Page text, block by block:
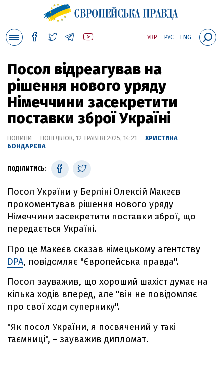
УКР РУС ENG
Посол відреагував на
рішення нового уряду
Німеччини засекретити
поставки зброї Україні
НОВИНИ — ПОНЕДІЛОК, 12 ТРАВНЯ 2025, 14:21 — ХРИСТИНА
БОНДАРЄВА
ПОДІЛИТИСЬ:
Посол України у Берліні Олексій Макеєв
прокоментував рішення нового уряду
Німеччини засекретити поставки зброї, що
передається Україні.
Про це Макеєв сказав німецькому агентству
DPA, повідомляє "Європейська правда".
Посол зауважив, що хороший шахіст думає на
кілька ходів вперед, але "він не повідомляє
про свої ходи супернику".
"Як посол України, я посвячений у такі
таємниці", – зауважив дипломат.